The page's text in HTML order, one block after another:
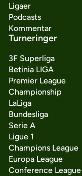
Ligaer
Podcasts
Kommentar
Turneringer
3F Superliga
Betinia LIGA
Premier League
Championship
LaLiga
Bundesliga
Serie A
Ligue 1
Champions League
Europa League
Conference League